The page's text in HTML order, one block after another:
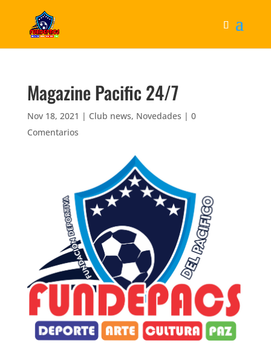
Magazine Pacific 24/7
Nov 18, 2021 | Club news, Novedades | 0
Comentarios